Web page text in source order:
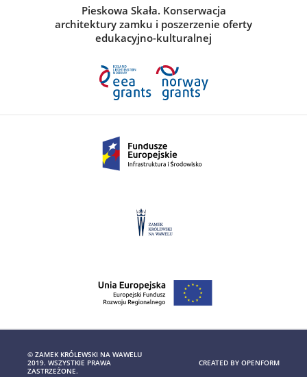
Pieskowa Skała. Konserwacja
architektury zamku i poszerzenie oferty
edukacyjno-kulturalnej
© ZAMEK KRÓLEWSKI NA WAWELU
2019. WSZYSTKIE PRAWA
ZASTRZEŻONE.
CREATED BY OPENFORM